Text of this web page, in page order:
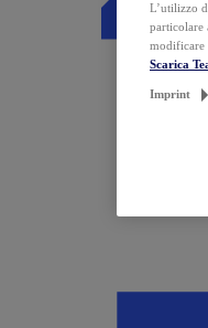
L’utilizzo
particolare
modificare
Scarica
Imprint